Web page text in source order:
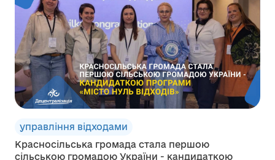
управління відходами
Красносільська громада стала першою
сільською громадою України - кандидаткою